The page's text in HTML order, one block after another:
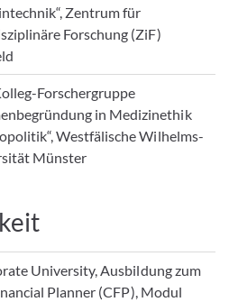
Zentrum für
Forschung (ZiF)
Forschergruppe
in Medizinethik
Westfälische Wilhelms-
Münster
University, Ausbildung zum
Planner (CFP), Modul